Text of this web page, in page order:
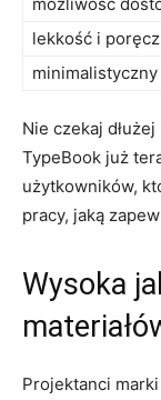
lekkość i​
Nie‍ czekaj
TypeBook⁢ już
użytkowników,
pracy, jaką‍
Wysoka
Projektanci​